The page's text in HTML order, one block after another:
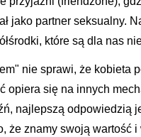
jako partner seksualny.
które są dla nas
nie sprawi, że kobieta
opiera się na innych
najlepszą odpowiedzią
że znamy swoją wartość